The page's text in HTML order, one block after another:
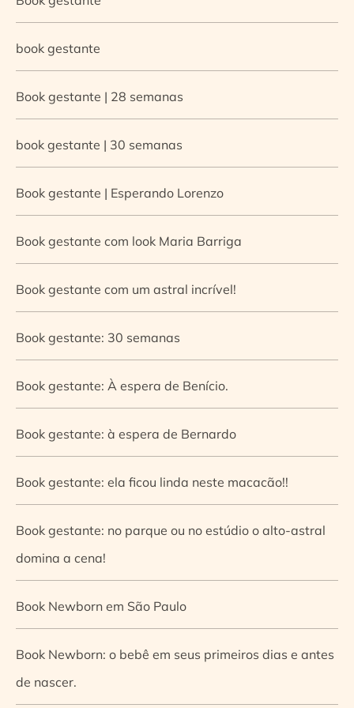
book gestante
Book gestante | 28 semanas
book gestante | 30 semanas
Book gestante | Esperando Lorenzo
Book gestante com look Maria Barriga
Book gestante com um astral incrível!
Book gestante: 30 semanas
Book gestante: À espera de Benício.
Book gestante: à espera de Bernardo
Book gestante: ela ficou linda neste macacão!!
Book gestante: no parque ou no estúdio o alto-astral
domina a cena!
Book Newborn em São Paulo
Book Newborn: o bebê em seus primeiros dias e antes
de nascer.